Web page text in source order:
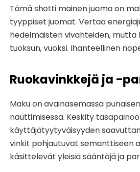
Tämä shotti mainen juoma on
tyyppiset juomat. Vertaa
hedelmäisten vivahteiden, mutta
tuoksun, vuoksi. Ihanteellinen
Ruokavinkkejä ja -
Maku on avainasemassa
nauttimisessa. Keskity
käyttäjätyytyväisyyden
vinkit pohjautuvat semanttiseen
käsittelevät yleisiä sääntöjä ja